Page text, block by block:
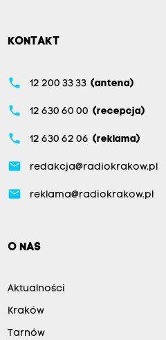
KONTAKT
phone 12 200 33 33 (antena)
phone 12 630 60 00 (recepcja)
phone 12 630 62 06 (reklama)
email redakcja@radiokrakow.pl
email reklama@radiokrakow.pl
O NAS
Aktualności
Kraków
Tarnów